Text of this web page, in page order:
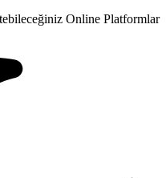
Online Platformlar